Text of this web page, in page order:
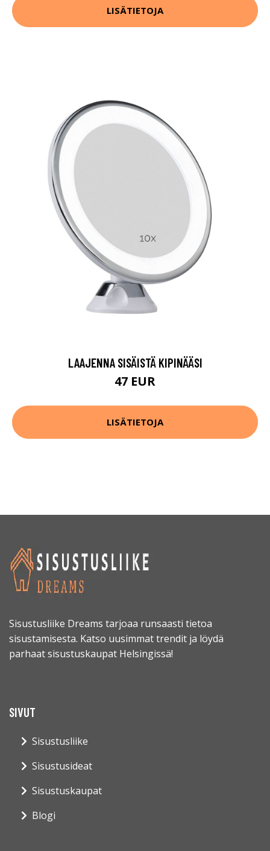
LISÄTIETOJA
LAAJENNA SISÄISTÄ KIPINÄÄSI
47 EUR
LISÄTIETOJA
Sisustusliike Dreams tarjoaa runsaasti tietoa
sisustamisesta. Katso uusimmat trendit ja löydä
parhaat sisustuskaupat Helsingissä!
SIVUT
Sisustusliike
Sisustusideat
Sisustuskaupat
Blogi